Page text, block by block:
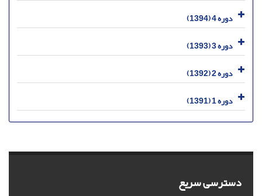
دوره 4 (1394)
دوره 3 (1393)
دوره 2 (1392)
دوره 1 (1391)
دسترسی سریع